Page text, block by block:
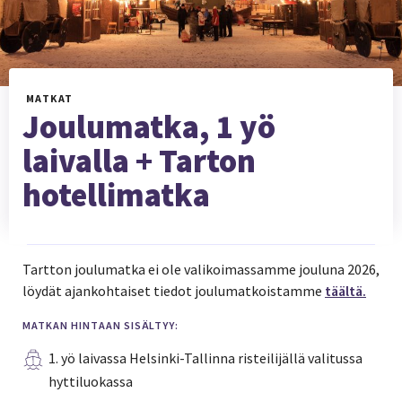
MATKAT
Joulumatka, 1 yö
laivalla + Tarton
hotellimatka
Tartton joulumatka ei ole valikoimassamme jouluna 2026,
löydät ajankohtaiset tiedot joulumatkoistamme täältä.
MATKAN HINTAAN SISÄLTYY:
1. yö laivassa Helsinki-Tallinna risteilijällä valitussa
hyttiluokassa